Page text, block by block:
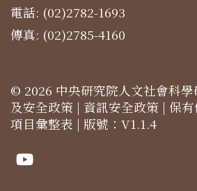
電話: (02)2782-1693
傳真: (02)2785-4160
© 2026 中央研究院人文社會科學
及安全政策 | 資訊安全政策 | 保
項目彙整表 | 版號：V1.1.4
Youtube